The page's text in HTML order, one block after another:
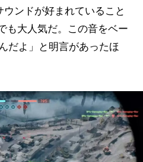
ウンドが好まれていること
も大人気だ。この音をベー
だよ」と明言があったほ